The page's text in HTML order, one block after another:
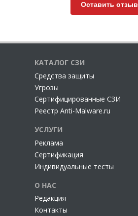
Оставить отзыв
КАТАЛОГ СЗИ
Cредства защиты
Угрозы
Сертифицированные СЗИ
Реестр Anti-Malware.ru
УСЛУГИ
Реклама
Сертификация
Индивидуальные тесты
О НАС
Редакция
Контакты